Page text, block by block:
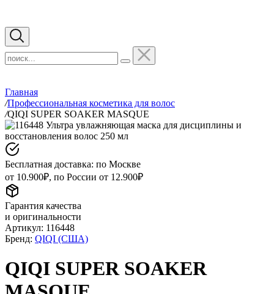
Главная
/Профессиональная косметика для волос
/QIQI SUPER SOAKER MASQUE
Бесплатная доставка: по Москве
от 10.900₽, по России от 12.900₽
Гарантия качества
и оригинальности
Артикул: 116448
Бренд: QIQI (США)
QIQI SUPER SOAKER